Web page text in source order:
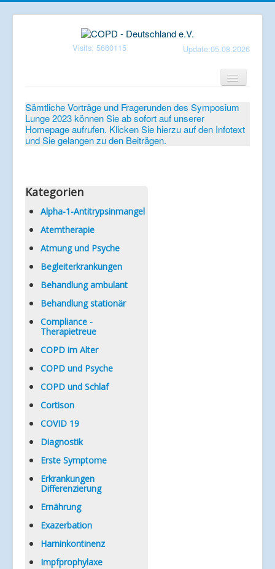
Visits: 5660115 Update:05.08.2026
Verein
Patientenbroschüren
Mediathek
Aktuelles
Veranstaltungen
Informationen
Verlinkungen
Sämtliche Vorträge und Fragerunden des Symposium
Lunge 2023 können Sie ab sofort auf unserer
Homepage aufrufen. Klicken Sie hierzu auf den Infotext
und Sie gelangen zu den Beiträgen.
Kategorien
Alpha-1-Antitrypsinmangel
Atemtherapie
Atmung und Psyche
Begleiterkrankungen
Behandlung ambulant
Behandlung stationär
Compliance -
Therapietreue
COPD im Alter
COPD und Psyche
COPD und Schlaf
Cortison
COVID 19
Diagnostik
Erste Symptome
Erkrankungen
Differenzierung
Ernährung
Exazerbation
Harninkontinenz
Impfprophylaxe